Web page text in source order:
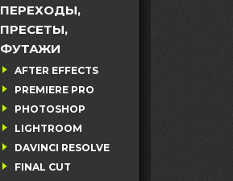
ПЕРЕХОДЫ,
ПРЕСЕТЫ,
ФУТАЖИ
AFTER EFFECTS
PREMIERE PRO
PHOTOSHOP
LIGHTROOM
DAVINCI RESOLVE
FINAL CUT